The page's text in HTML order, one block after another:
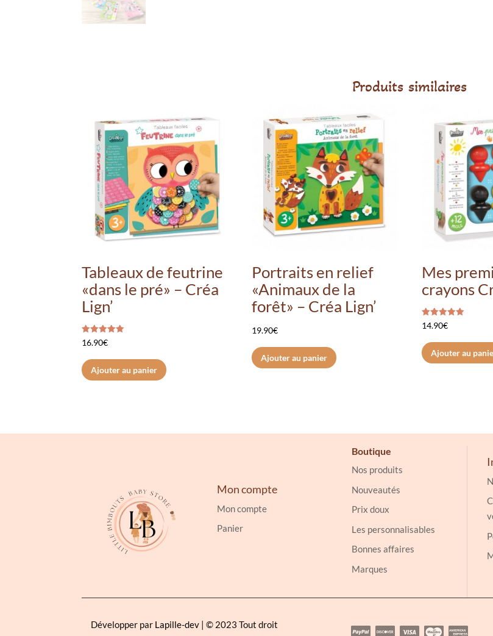
Produits similaires
Tableaux de feutrine
«dans le pré» – Créa
Lign’
Note
5.00
16.90€
Ajouter au panier
Portraits en relief
«Animaux de la
forêt» – Créa Lign’
19.90€
Ajouter au panier
Mes
crayons
Note
5.00
14.90€
Ajouter au
Mon compte
Mon compte
Panier
Boutique
Nos produits
Nouveautés
Prix doux
Les personnalisables
Bonnes affaires
Marques
Développer par Lapille-dev | © 2023 Tout droit